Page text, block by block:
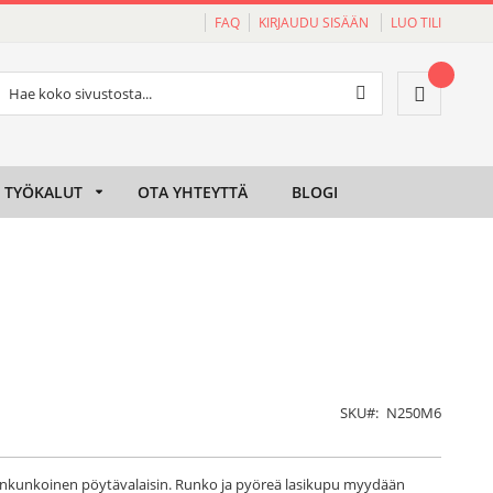
FAQ KIRJAUDU SISÄÄN LUO TILI
Ostoskori
TYÖKALUT OTA YHTEYTTÄ BLOGI
SKU N250M6
pöytävalaisin. Runko ja pyöreä lasikupu myydään